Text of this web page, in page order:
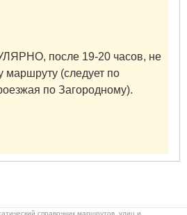
после 19-20 часов, не
маршруту (следует по
по Загородному).
справочник маршрутов, улиц и